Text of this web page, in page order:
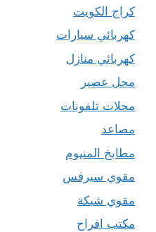
كراج الكويت
كهربائي سيارات
كهربائي منازل
محل عصير
محلات تلفونات
مصاعد
مطابخ المنيوم
مقوي سيرفس
مقوي شبكة
مكتب افراح